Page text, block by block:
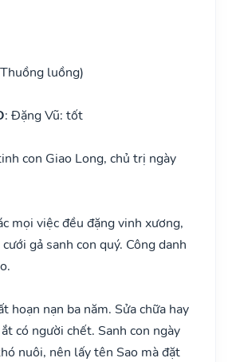
luồng)
: Đặng Vũ: tốt
con Giao Long, chủ trị ngày
mọi việc đều đặng vinh xương,
gả sanh con quý. Công danh
hoạn nạn ba năm. Sửa chữa hay
có người chết. Sanh con ngày
nuôi, nên lấy tên Sao mà đặt